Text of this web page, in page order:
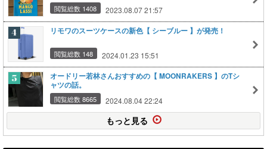
閲覧総数 1408 2023.08.07 21:57
リモワのスーツケースの新色【 シーブルー 】が発売！
閲覧総数 148 2024.01.23 15:51
オードリー若林さんおすすめの【 MOONRAKERS 】のTシ
ャツの話。
閲覧総数 8665 2024.08.04 22:24
もっと見る